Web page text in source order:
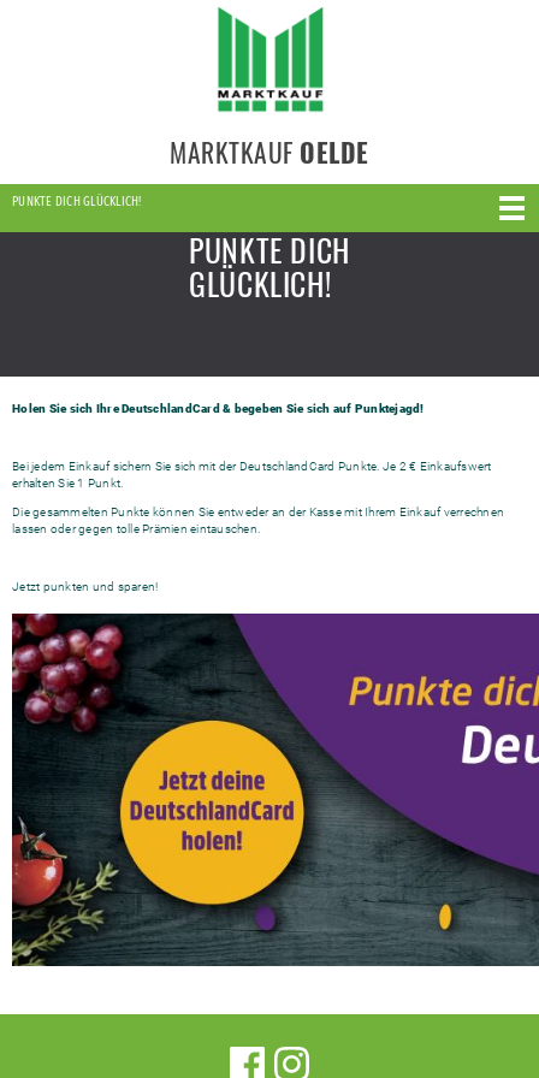
MARKTKAUF OELDE
PUNKTE DICH GLÜCKLICH!
PUNKTE DICH
GLÜCKLICH!
Holen Sie sich Ihre DeutschlandCard & begeben Sie sich auf Punktejagd!
Bei jedem Einkauf sichern Sie sich mit der DeutschlandCard Punkte. Je 2 € Einkaufswert
erhalten Sie 1 Punkt.
Die gesammelten Punkte können Sie entweder an der Kasse mit Ihrem Einkauf verrechnen
lassen oder gegen tolle Prämien eintauschen.
Jetzt punkten und sparen!